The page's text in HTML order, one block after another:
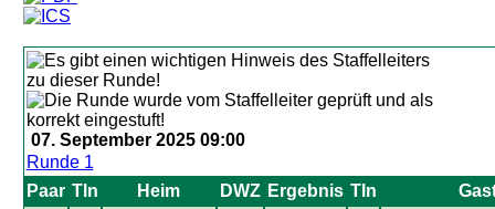
07. September 2025 09:00
Runde 1
Paar Tln Heim DWZ Ergebnis Tln